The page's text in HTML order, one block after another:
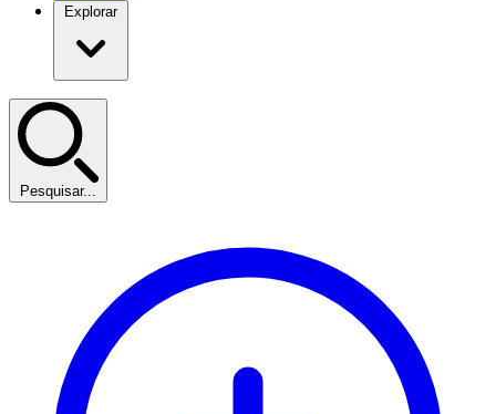
Explorar
Pesquisar...